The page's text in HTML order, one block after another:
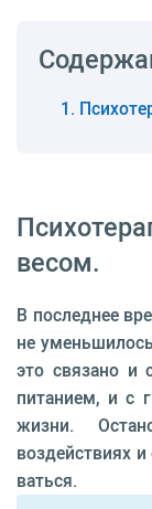
весом.
В последнее
не
это связано и
питанием, и с
жизни.
воздействиях
ваться.